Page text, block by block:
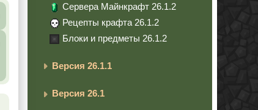
Сервера Майнкрафт 26.1.2
Рецепты крафта 26.1.2
Блоки и предметы 26.1.2
Версия 26.1.1
Версия 26.1